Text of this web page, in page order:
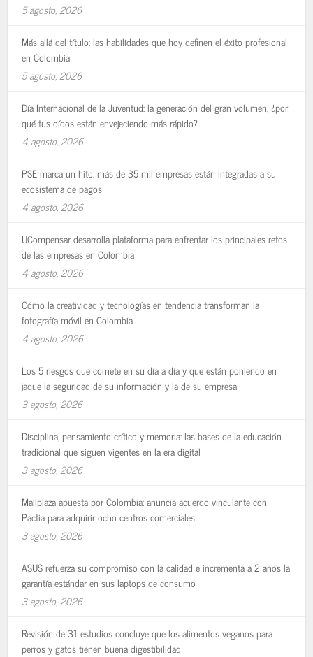
5 agosto, 2026
Más allá del título: las habilidades que hoy definen el éxito profesional
en Colombia
5 agosto, 2026
Día Internacional de la Juventud: la generación del gran volumen, ¿por
qué tus oídos están envejeciendo más rápido?
4 agosto, 2026
PSE marca un hito: más de 35 mil empresas están integradas a su
ecosistema de pagos
4 agosto, 2026
UCompensar desarrolla plataforma para enfrentar los principales retos
de las empresas en Colombia
4 agosto, 2026
Cómo la creatividad y tecnologías en tendencia transforman la
fotografía móvil en Colombia
4 agosto, 2026
Los 5 riesgos que comete en su día a día y que están poniendo en
jaque la seguridad de su información y la de su empresa
3 agosto, 2026
Disciplina, pensamiento crítico y memoria: las bases de la educación
tradicional que siguen vigentes en la era digital
3 agosto, 2026
Mallplaza apuesta por Colombia: anuncia acuerdo vinculante con
Pactia para adquirir ocho centros comerciales
3 agosto, 2026
ASUS refuerza su compromiso con la calidad e incrementa a 2 años la
garantía estándar en sus laptops de consumo
3 agosto, 2026
Revisión de 31 estudios concluye que los alimentos veganos para
perros y gatos tienen buena digestibilidad